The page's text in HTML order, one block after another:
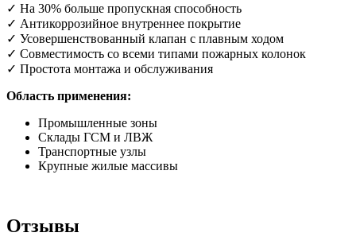
✓ На 30% больше пропускная способность
✓ Антикоррозийное внутреннее покрытие
✓ Усовершенствованный клапан с плавным ходом
✓ Совместимость со всеми типами пожарных колонок
✓ Простота монтажа и обслуживания
Область применения:
Промышленные зоны
Склады ГСМ и ЛВЖ
Транспортные узлы
Крупные жилые массивы
Отзывы